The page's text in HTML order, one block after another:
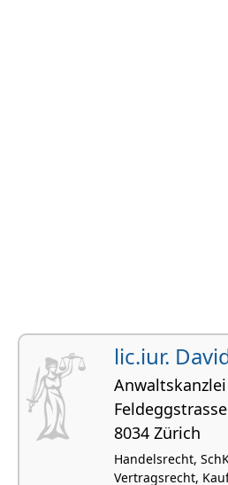
lic.iur.
8034 Zürich
Handelsrecht,
Vertragsrecht,